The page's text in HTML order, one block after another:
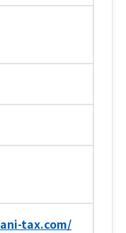
tax.com/